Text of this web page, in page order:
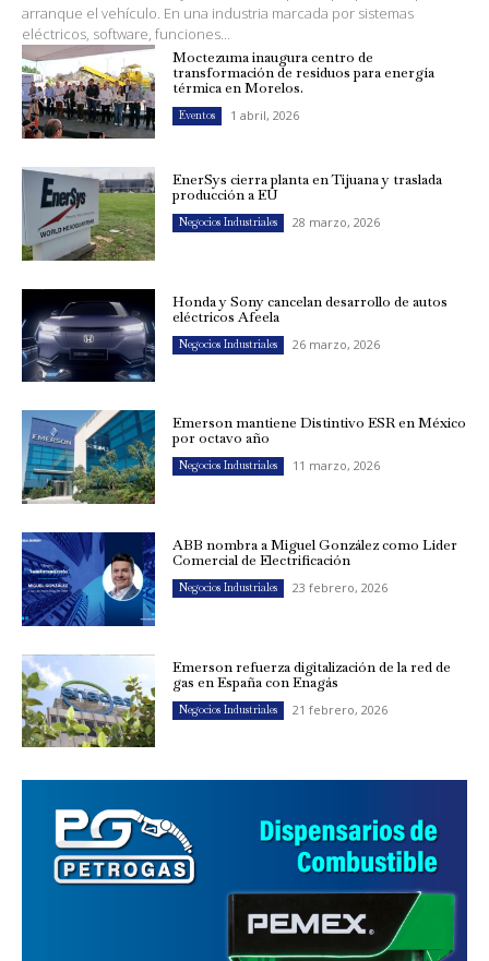
arranque el vehículo. En una industria marcada por sistemas
eléctricos, software, funciones...
Moctezuma inaugura centro de
transformación de residuos para energía
térmica en Morelos.
Eventos 1 abril, 2026
EnerSys cierra planta en Tijuana y traslada
producción a EU
Negocios Industriales 28 marzo, 2026
Honda y Sony cancelan desarrollo de autos
eléctricos Afeela
Negocios Industriales 26 marzo, 2026
Emerson mantiene Distintivo ESR en México
por octavo año
Negocios Industriales 11 marzo, 2026
ABB nombra a Miguel González como Líder
Comercial de Electrificación
Negocios Industriales 23 febrero, 2026
Emerson refuerza digitalización de la red de
gas en España con Enagás
Negocios Industriales 21 febrero, 2026